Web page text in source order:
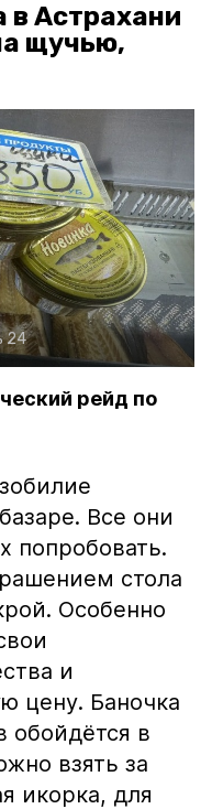
в Астрахани
щучью,
24
рейд по
Все они
попробовать.
стола
Особенно
и
цену. Баночка
обойдётся в
взять за
икорка, для